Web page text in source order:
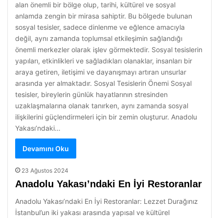
alan önemli bir bölge olup, tarihi, kültürel ve sosyal
anlamda zengin bir mirasa sahiptir. Bu bölgede bulunan
sosyal tesisler, sadece dinlenme ve eğlence amacıyla
değil, aynı zamanda toplumsal etkileşimin sağlandığı
önemli merkezler olarak işlev görmektedir. Sosyal tesislerin
yapıları, etkinlikleri ve sağladıkları olanaklar, insanları bir
araya getiren, iletişimi ve dayanışmayı artıran unsurlar
arasında yer almaktadır. Sosyal Tesislerin Önemi Sosyal
tesisler, bireylerin günlük hayatlarının stresinden
uzaklaşmalarına olanak tanırken, aynı zamanda sosyal
ilişkilerini güçlendirmeleri için bir zemin oluşturur. Anadolu
Yakası’ndaki…
Devamını Oku
23 Ağustos 2024
Anadolu Yakası’ndaki En İyi Restoranlar
Anadolu Yakası’ndaki En İyi Restoranlar: Lezzet Durağınız
İstanbul’un iki yakası arasında yapısal ve kültürel